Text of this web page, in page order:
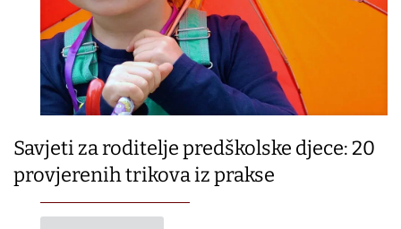
Savjeti za roditelje predškolske djece: 20
provjerenih trikova iz prakse